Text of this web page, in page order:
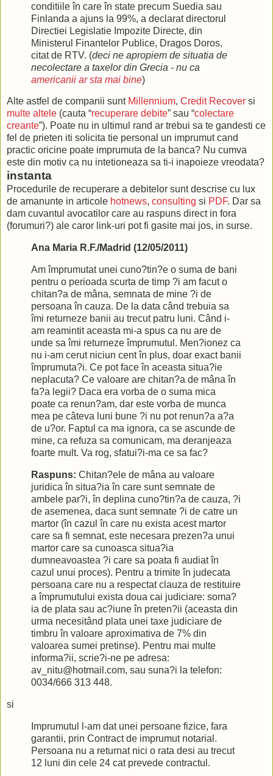
conditiile în care în state precum Suedia sau
Finlanda a ajuns la 99%, a declarat directorul
Directiei Legislatie Impozite Directe, din
Ministerul Finantelor Publice, Dragos Doros,
citat de RTV. (deci ne apropiem de situatia de
necolectare a taxelor din Grecia - nu ca
americanii ar sta mai bine)
Alte astfel de companii sunt Millennium, Credit Recover si
multe altele (cauta “recuperare debite” sau “colectare
creante”). Poate nu in ultimul rand ar trebui sa te gandesti ce
fel de prieten iti solicita tie personal un imprumut cand
practic oricine poate imprumuta de la banca? Nu cumva
este din motiv ca nu intetioneaza sa ti-i inapoieze vreodata?
instanta
Procedurile de recuperare a debitelor sunt descrise cu lux
de amanunte in articole hotnews, consulting si PDF. Dar sa
dam cuvantul avocatilor care au raspuns direct in fora
(forumuri?) ale caror link-uri pot fi gasite mai jos, in surse.
Ana Maria R.F./Madrid (12/05/2011)
Am împrumutat unei cuno?tin?e o suma de bani
pentru o perioada scurta de timp ?i am facut o
chitan?a de mâna, semnata de mine ?i de
persoana în cauza. De la data când trebuia sa
îmi returneze banii au trecut patru luni. Când i-
am reamintit aceasta mi-a spus ca nu are de
unde sa îmi returneze împrumutul. Men?ionez ca
nu i-am cerut niciun cent în plus, doar exact banii
împrumuta?i. Ce pot face în aceasta situa?ie
neplacuta? Ce valoare are chitan?a de mâna în
fa?a legii? Daca era vorba de o suma mica
poate ca renun?am, dar este vorba de munca
mea pe câteva luni bune ?i nu pot renun?a a?a
de u?or. Faptul ca ma ignora, ca se ascunde de
mine, ca refuza sa comunicam, ma deranjeaza
foarte mult. Va rog, sfatui?i-ma ce sa fac?
Raspuns: Chitan?ele de mâna au valoare
juridica în situa?ia în care sunt semnate de
ambele par?i, în deplina cuno?tin?a de cauza, ?i
de asemenea, daca sunt semnate ?i de catre un
martor (în cazul în care nu exista acest martor
care sa fi semnat, este necesara prezen?a unui
martor care sa cunoasca situa?ia
dumneavoastea ?i care sa poata fi audiat în
cazul unui proces). Pentru a trimite în judecata
persoana care nu a respectat clauza de restituire
a împrumutului exista doua cai judiciare: soma?
ia de plata sau ac?iune în preten?ii (aceasta din
urma necesitând plata unei taxe judiciare de
timbru în valoare aproximativa de 7% din
valoarea sumei pretinse). Pentru mai multe
informa?ii, scrie?i-ne pe adresa:
av_nitu@hotmail.com, sau suna?i la telefon:
0034/666 313 448.
si
Imprumutul l-am dat unei persoane fizice, fara
garantii, prin Contract de imprumut notarial.
Persoana nu a returnat nici o rata desi au trecut
12 luni din cele 24 cat prevede contractul.